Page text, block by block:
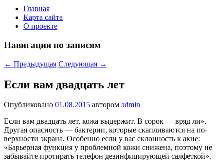
Главная
Карта сайта
О проекте
Навигация по записям
← Предыдущая Следующая →
Если вам двадцать лет
Опубликовано 01.08.2015 автором admin
Если вам двадцать лет, кожа выдержит. В сорок — вряд ли».
Другая опасность — бактерии, которые скапливаются на по­
верхности экрана. Особенно если у вас склонность к акне:
«Барьерная функция у проблемной кожи снижена, поэтому не
забывайте протирать телефон дезин­фицирующей салфеткой».